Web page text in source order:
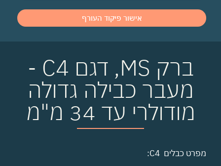
אישור פיקוד העורף
ברק MS, דגם C4 -
מעבר כבילה גדולה
מודולרי עד 34 מ"מ
מפרט כבלים C4: